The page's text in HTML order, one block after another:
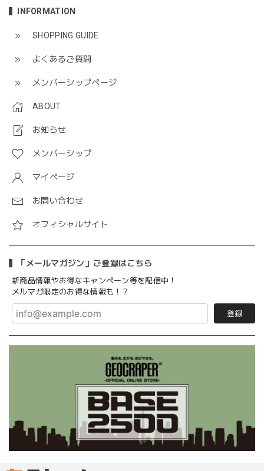
INFORMATION
SHOPPING GUIDE
よくあるご質問
メンバーシップページ
ABOUT
お知らせ
メンバーシップ
マイページ
お問い合わせ
オフィシャルサイト
「メールマガジン」ご登録はこちら
新商品情報やお得なキャンペーン等を配信中！
メルマガ限定のお得な情報も！？
登録